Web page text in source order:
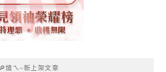
🔎燒ㄟ~新上架文章